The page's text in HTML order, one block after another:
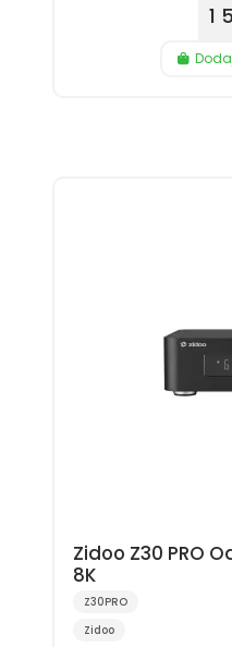
1
Zidoo Z30 PRO
8K
Z30PRO
Zidoo